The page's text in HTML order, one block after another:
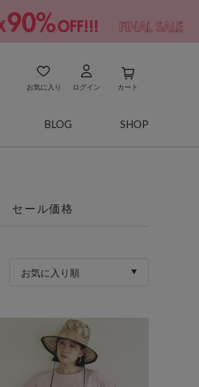
お気に入り ログイン カート
BLOG SHOP
セール価格
お気に入り順